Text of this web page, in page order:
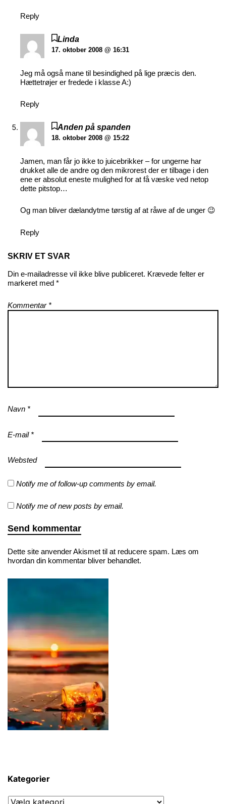
Reply
Linda
17. oktober 2008 @ 16:31
Jeg må også mane til besindighed på lige præcis den.
Hættetrøjer er fredede i klasse A:)
Reply
Anden på spanden
18. oktober 2008 @ 15:22
Jamen, man får jo ikke to juicebrikker – for ungerne har
drukket alle de andre og den mikrorest der er tilbage i den
ene er absolut eneste mulighed for at få væske ved netop
dette pitstop…
Og man bliver dælandytme tørstig af at råwe af de unger 😉
Reply
SKRIV ET SVAR
Din e-mailadresse vil ikke blive publiceret. Krævede felter er
markeret med *
Kommentar *
Navn *
E-mail *
Websted
Notify me of follow-up comments by email.
Notify me of new posts by email.
Dette site anvender Akismet til at reducere spam. Læs om
hvordan din kommentar bliver behandlet.
Kategorier
Kategorier